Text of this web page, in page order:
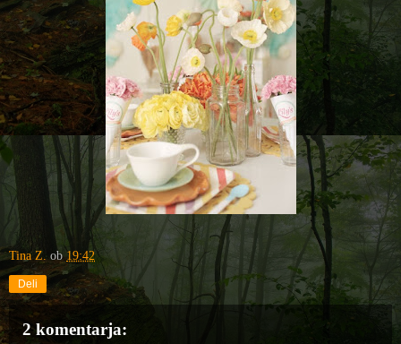
Tina Z. ob 19:42
Deli
2 komentarja: